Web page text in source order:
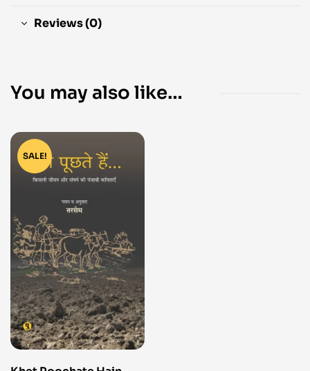
Reviews (0)
You may also like…
SALE!